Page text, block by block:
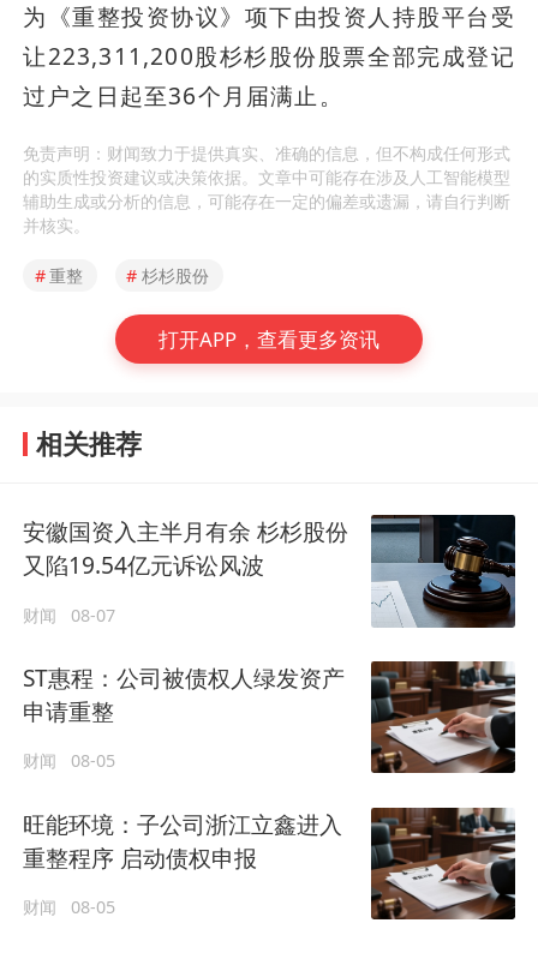
为《重整投资协议》项下由投资人持股平台受
让223,311,200股杉杉股份股票全部完成登记
过户之日起至36个月届满止。
免责声明：财闻致力于提供真实、准确的信息，但不构成任何形式
的实质性投资建议或决策依据。文章中可能存在涉及人工智能模型
辅助生成或分析的信息，可能存在一定的偏差或遗漏，请自行判断
并核实。
#重整 # 杉杉股份
打开APP，查看更多资讯
相关推荐
安徽国资入主半月有余 杉杉股份
又陷19.54亿元诉讼风波
财闻 08-07
ST惠程：公司被债权人绿发资产
申请重整
财闻 08-05
旺能环境：子公司浙江立鑫进入
重整程序 启动债权申报
财闻 08-05